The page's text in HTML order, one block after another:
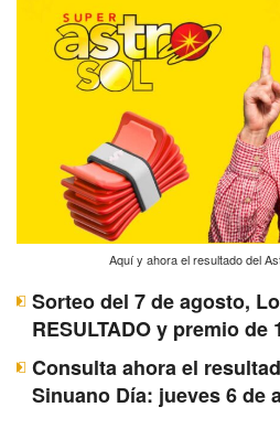
Aquí y ahora el resultado del
Sorteo del 7 de agosto,
RESULTADO y premio de
Consulta ahora el
Sinuano Día: jueves 6 de